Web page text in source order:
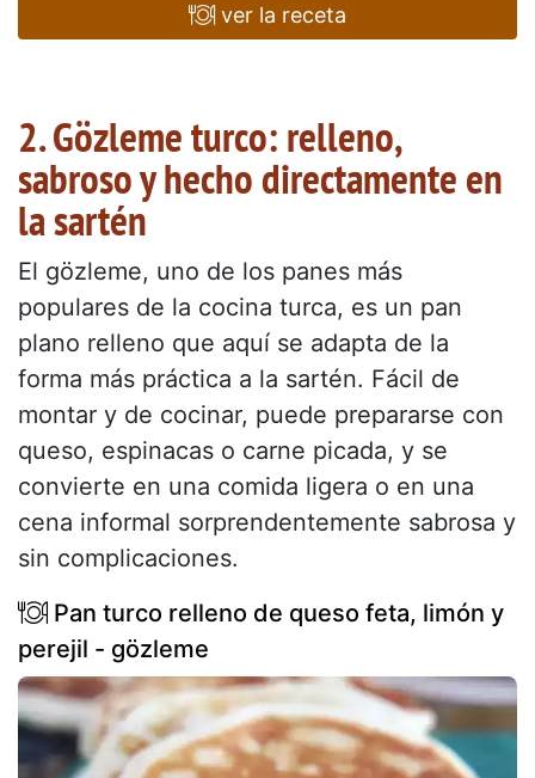
ver la receta
2. Gözleme turco: relleno,
sabroso y hecho directamente en
la sartén
El gözleme, uno de los panes más
populares de la cocina turca, es un pan
plano relleno que aquí se adapta de la
forma más práctica a la sartén. Fácil de
montar y de cocinar, puede prepararse con
queso, espinacas o carne picada, y se
convierte en una comida ligera o en una
cena informal sorprendentemente sabrosa y
sin complicaciones.
Pan turco relleno de queso feta, limón y
perejil - gözleme